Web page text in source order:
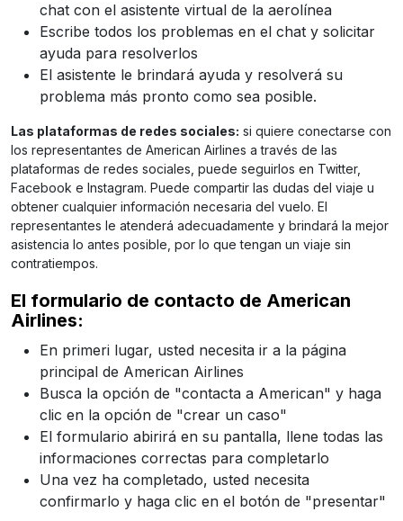
chat con el asistente virtual de la aerolínea
Escribe todos los problemas en el chat y solicitar
ayuda para resolverlos
El asistente le brindará ayuda y resolverá su
problema más pronto como sea posible.
Las plataformas de redes sociales: si quiere conectarse con
los representantes de American Airlines a través de las
plataformas de redes sociales, puede seguirlos en Twitter,
Facebook e Instagram. Puede compartir las dudas del viaje u
obtener cualquier información necesaria del vuelo. El
representantes le atenderá adecuadamente y brindará la mejor
asistencia lo antes posible, por lo que tengan un viaje sin
contratiempos.
El formulario de contacto de American
Airlines:
En primeri lugar, usted necesita ir a la página
principal de American Airlines
Busca la opción de "contacta a American" y haga
clic en la opción de "crear un caso"
El formulario abirirá en su pantalla, llene todas las
informaciones correctas para completarlo
Una vez ha completado, usted necesita
confirmarlo y haga clic en el botón de "presentar"